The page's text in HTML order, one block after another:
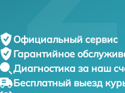
Официальный сервис
Гарантийное
Диагностика за наш
Бесплатный выезд